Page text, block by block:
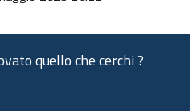
quello che cerchi ?